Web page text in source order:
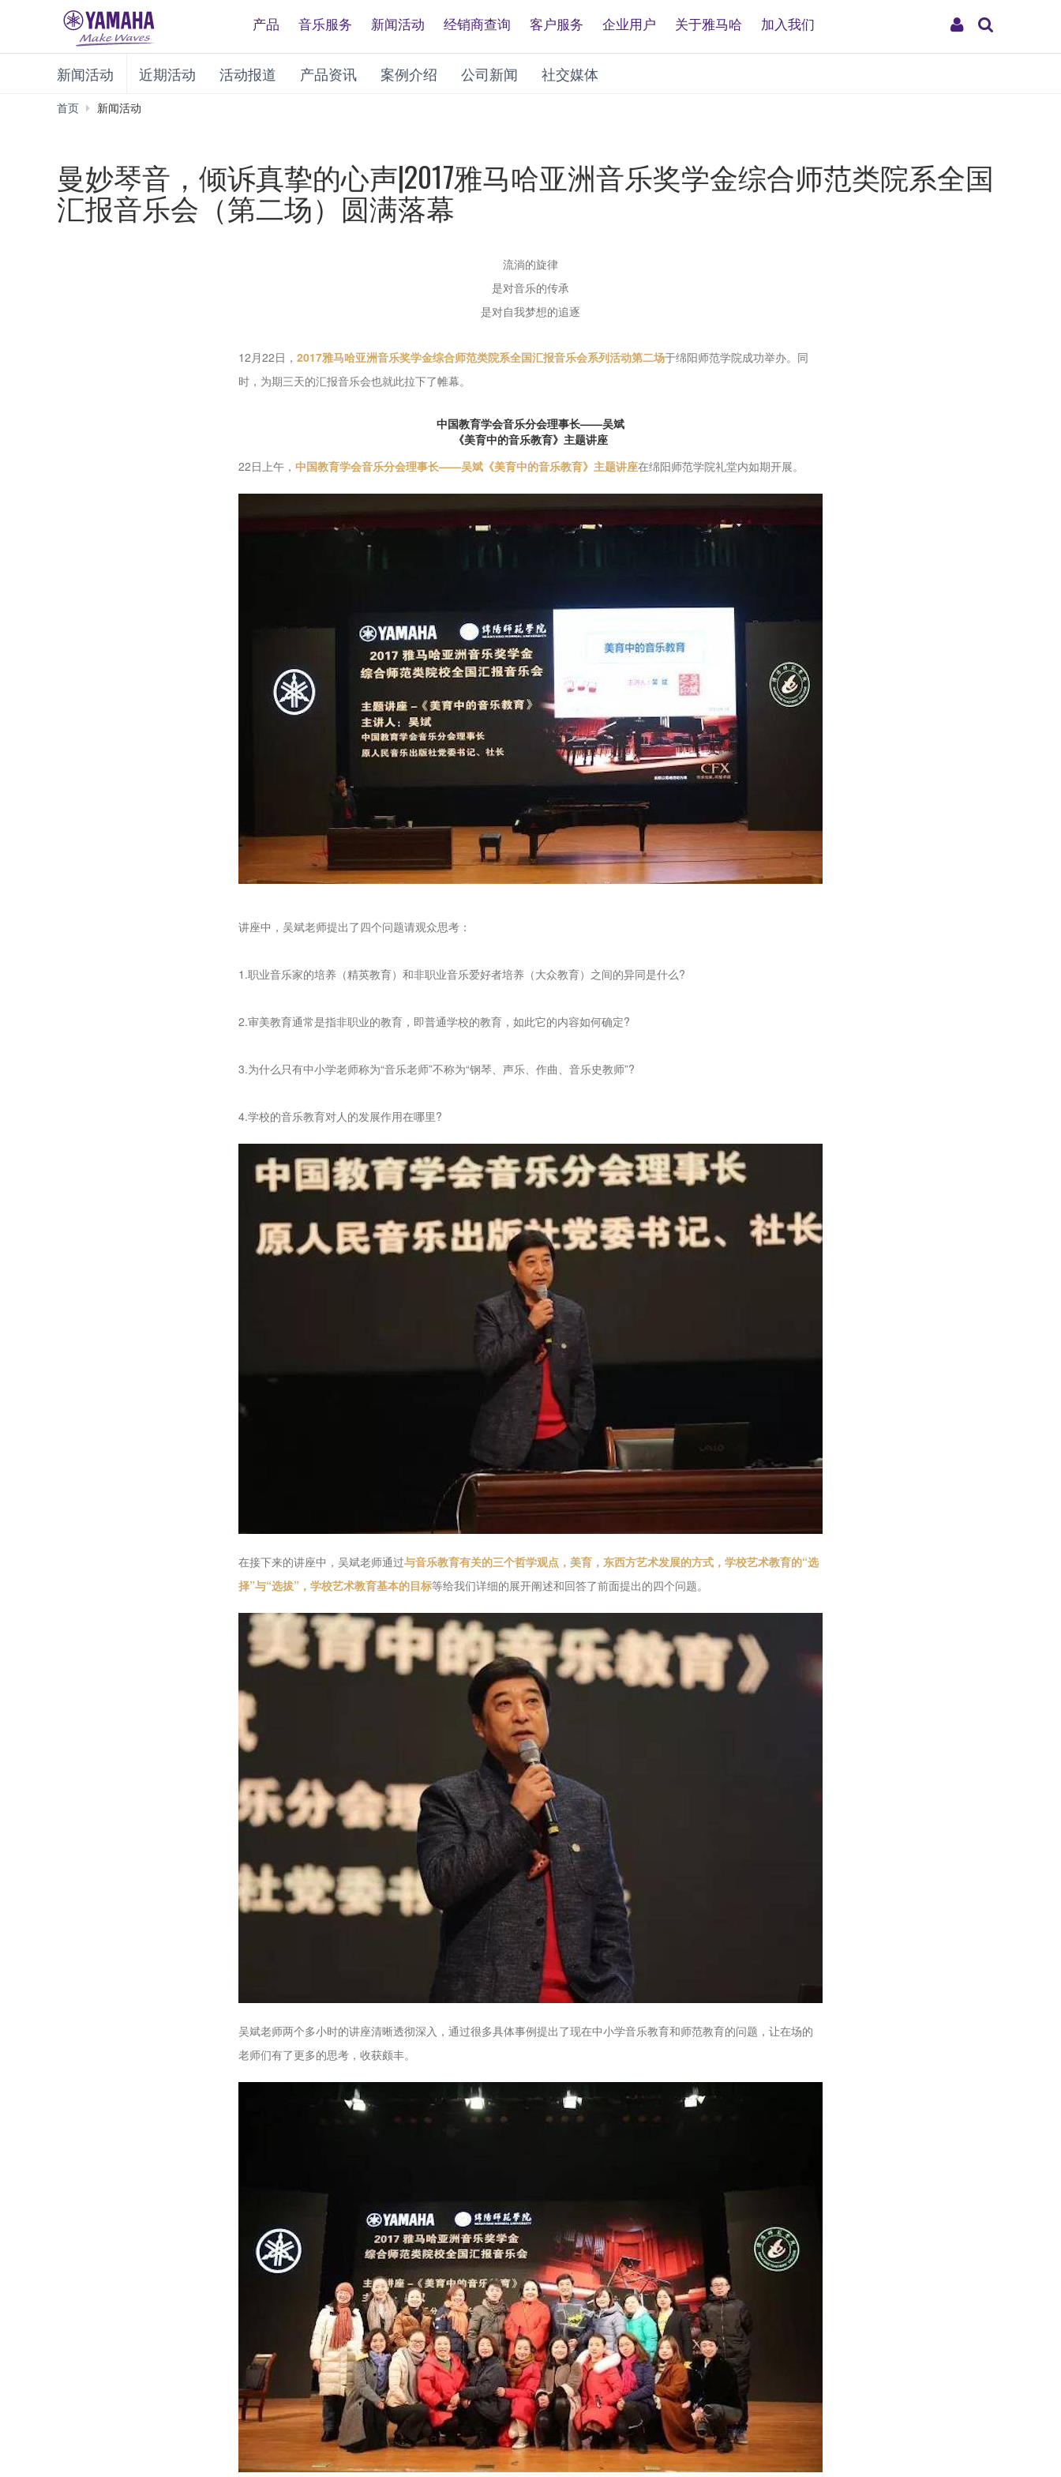
My
产品 音乐服务 新闻活动 经销商查询 客户服务 企业用户 关于雅马哈 加入我们
新闻活动 近期活动 活动报道 产品资讯 案例介绍 公司新闻 社交媒体
首页 新闻活动
曼妙琴音，倾诉真挚的心声|2017雅马哈亚洲音乐奖学金综合师范类院系全国
汇报音乐会（第二场）圆满落幕
流淌的旋律
是对音乐的传承
是对自我梦想的追逐
12月22日， 2017雅马哈亚洲音乐奖学金综合师范类院系全国汇报音乐会系列活动第二场于绵阳师范学院成功举办。同
时，为期三天的汇报音乐会也就此拉下了帷幕。
中国教育学会音乐分会理事长——吴斌
《美育中的音乐教育》主题讲座
22日上午， 中国教育学会音乐分会理事长——吴斌《美育中的音乐教育》主题讲座在绵阳师范学院礼堂内如期开展。
讲座中，吴斌老师提出了四个问题请观众思考：
1.职业音乐家的培养（精英教育）和非职业音乐爱好者培养（大众教育）之间的异同是什么?
2.审美教育通常是指非职业的教育，即普通学校的教育，如此它的内容如何确定?
3.为什么只有中小学老师称为“音乐老师”不称为“钢琴、声乐、作曲、音乐史教师”?
4.学校的音乐教育对人的发展作用在哪里?
在接下来的讲座中，吴斌老师通过与音乐教育有关的三个哲学观点，美育，东西方艺术发展的方式，学校艺术教育的“选
择”与“选拔”，学校艺术教育基本的目标等给我们详细的展开阐述和回答了前面提出的四个问题。
吴斌老师两个多小时的讲座清晰透彻深入，通过很多具体事例提出了现在中小学音乐教育和师范教育的问题，让在场的
老师们有了更多的思考，收获颇丰。